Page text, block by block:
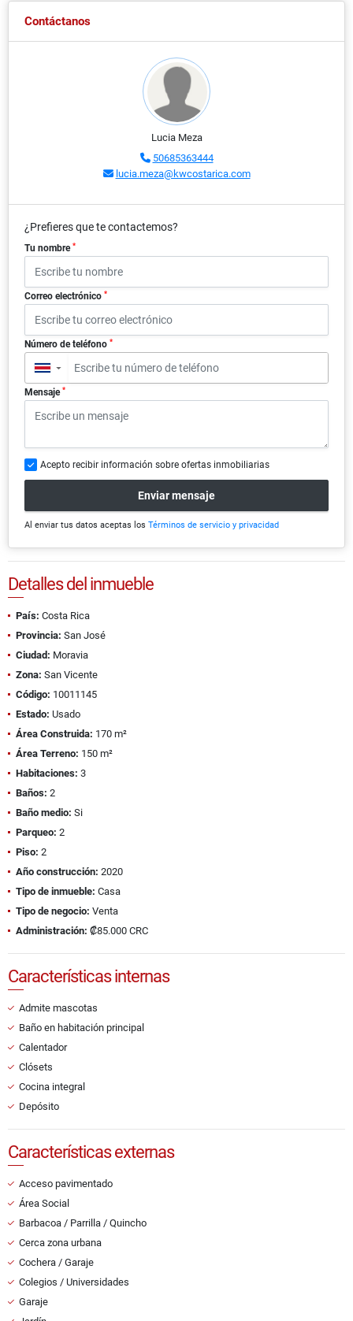
Contáctanos
Lucia Meza
50685363444
lucia.meza@kwcostarica.com
¿Prefieres que te contactemos?
Tu nombre *
Correo electrónico *
Número de teléfono *
▼
Mensaje *
Acepto recibir información sobre ofertas inmobiliarias
Enviar mensaje
Al enviar tus datos aceptas los Términos de servicio y privacidad
Detalles del inmueble
País: Costa Rica
Provincia: San José
Ciudad: Moravia
Zona: San Vicente
Código: 10011145
Estado: Usado
Área Construida: 170 m²
Área Terreno: 150 m²
Habitaciones: 3
Baños: 2
Baño medio: Si
Parqueo: 2
Piso: 2
Año construcción: 2020
Tipo de inmueble: Casa
Tipo de negocio: Venta
Administración: ₡85.000 CRC
Características internas
Admite mascotas
Baño en habitación principal
Calentador
Clósets
Cocina integral
Depósito
Características externas
Acceso pavimentado
Área Social
Barbacoa / Parrilla / Quincho
Cerca zona urbana
Cochera / Garaje
Colegios / Universidades
Garaje